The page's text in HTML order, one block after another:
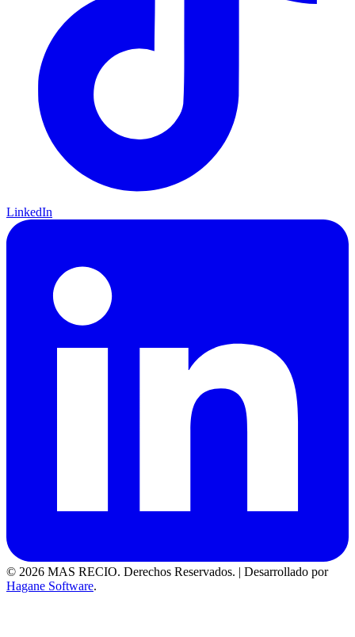
LinkedIn
© 2026 MAS RECIO. Derechos Reservados. | Desarrollado por
Hagane Software.